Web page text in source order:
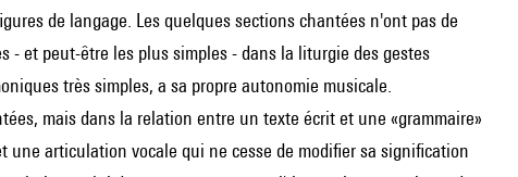
de langage. Les quelques sections chantées n'ont pas de
- et peut-être les plus simples - dans la liturgie des gestes
très simples, a sa propre autonomie musicale.
mais dans la relation entre un texte écrit et une «grammaire»
une articulation vocale qui ne cesse de modifier sa signification